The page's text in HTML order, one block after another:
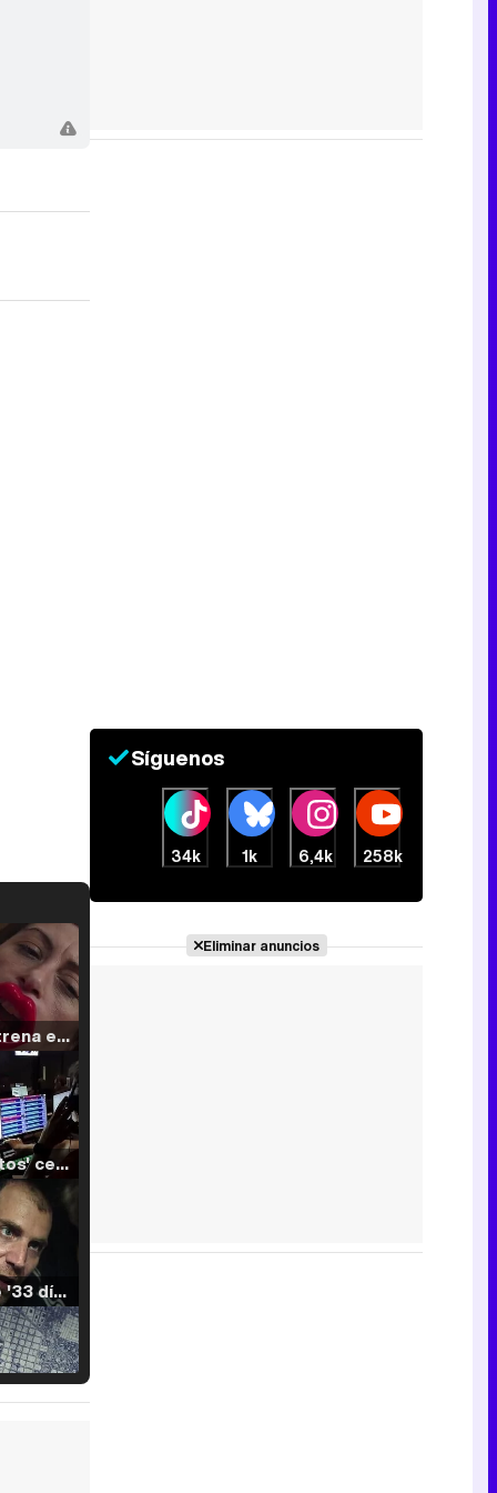
Filmin estrena el tráiler de 'Millennial Mal', su nueva comedia universitaria de la mano de Lorena Iglesias
'120 Minutos' celebra sus 2.000 programas en Telemadrid con un vídeo del día a día en la redacción
Tráiler de '33 días', la nueva serie de Atresplayer con Julián Villagrán y José Manuel Poga
Síguenos
34k 1k 6,4k 258k
Eliminar anuncios